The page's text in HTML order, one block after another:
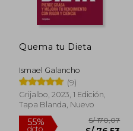
Quema tu Dieta
Ismael Galancho
(9)
Grijalbo, 2023, 1 Edición,
Tapa Blanda, Nuevo